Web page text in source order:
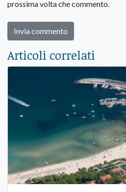
prossima volta che commento.
Articoli correlati